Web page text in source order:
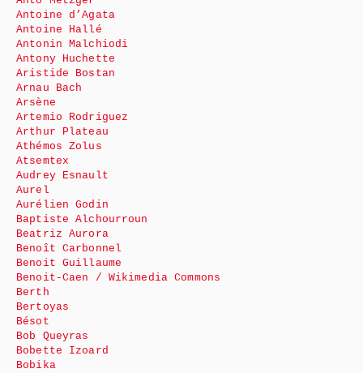
Antoine d’Agata
Antoine Hallé
Antonin Malchiodi
Antony Huchette
Aristide Bostan
Arnau Bach
Arsène
Artemio Rodriguez
Arthur Plateau
Athémos Zolus
Atsemtex
Audrey Esnault
Aurel
Aurélien Godin
Baptiste Alchourroun
Beatriz Aurora
Benoît Carbonnel
Benoit Guillaume
Benoit-Caen / Wikimedia Commons
Berth
Bertoyas
Bésot
Bob Queyras
Bobette Izoard
Bobika